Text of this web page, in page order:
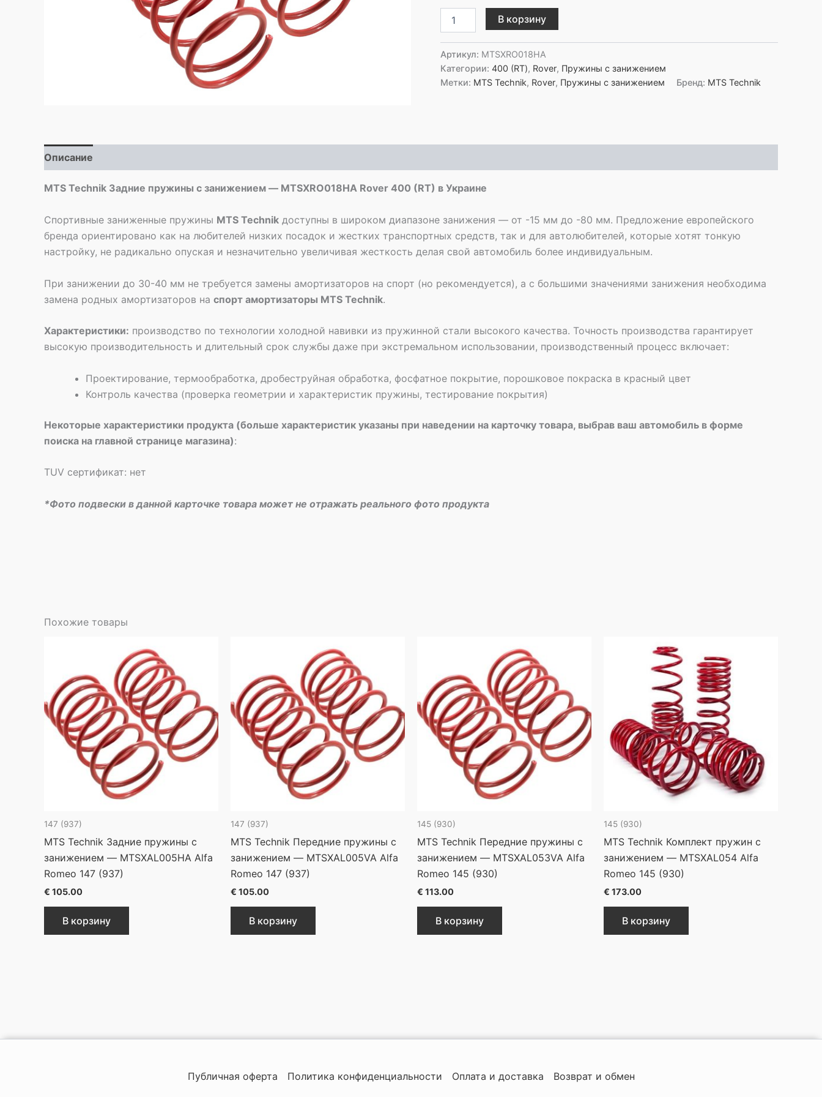
товара
Technik
Задние
пружины
с
400
В корзину
Артикул: MTSXRO018HA
Категории: 400 (RT), Rover, Пружины с занижением
Метки: MTS Technik, Rover, Пружины с занижением Бренд: MTS Technik
Описание
MTS Technik Задние пружины с занижением — MTSXRO018HA Rover 400 (RT) в Украине
Спортивные заниженные пружины MTS Technik доступны в широком диапазоне занижения — от -15 мм до -80 мм. Предложение европейского
бренда ориентировано как на любителей низких посадок и жестких транспортных средств, так и для автолюбителей, которые хотят тонкую
настройку, не радикально опуская и незначительно увеличивая жесткость делая свой автомобиль более индивидуальным.
При занижении до 30-40 мм не требуется замены амортизаторов на спорт (но рекомендуется), а с большими значениями занижения необходима
замена родных амортизаторов на спорт амортизаторы MTS Technik.
Характеристики: производство по технологии холодной навивки из пружинной стали высокого качества. Точность производства гарантирует
высокую производительность и длительный срок службы даже при экстремальном использовании, производственный процесс включает:
Проектирование, термообработка, дробеструйная обработка, фосфатное покрытие, порошковое покраска в красный цвет
Контроль качества (проверка геометрии и характеристик пружины, тестирование покрытия)
Некоторые характеристики продукта (больше характеристик указаны при наведении на карточку товара, выбрав ваш автомобиль в форме
поиска на главной странице магазина):
TUV сертификат: нет
*Фото подвески в данной карточке товара может не отражать реального фото продукта
Похожие товары
147 (937)
MTS Technik Задние пружины с
занижением — MTSXAL005HA Alfa
Romeo 147 (937)
€ 105.00
В корзину
147 (937)
MTS Technik Передние пружины с
занижением — MTSXAL005VA Alfa
Romeo 147 (937)
€ 105.00
В корзину
145 (930)
MTS Technik Передние пружины с
занижением — MTSXAL053VA Alfa
Romeo 145 (930)
€ 113.00
В корзину
145 (930)
MTS Technik Комплект пружин с
занижением — MTSXAL054 Alfa
Romeo 145 (930)
€ 173.00
В корзину
Публичная оферта Политика конфиденциальности Оплата и доставка Возврат и обмен